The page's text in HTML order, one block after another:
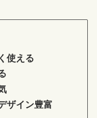
使える
ザイン豊富